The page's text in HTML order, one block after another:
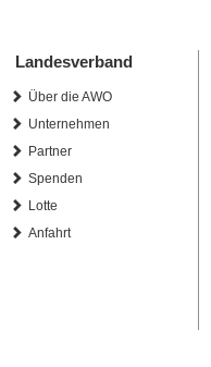
Landesverband
Über die AWO
Unternehmen
Partner
Spenden
Lotte
Anfahrt